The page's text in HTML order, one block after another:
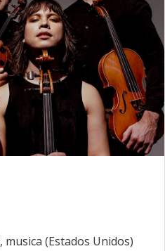
, musica (Estados Unidos)